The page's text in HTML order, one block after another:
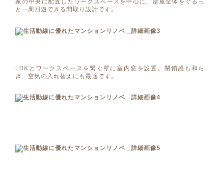
家の中央に配置したワークスペースを中心に、部屋全体をぐるっ
と一周回遊できる間取り設計です。
LDKとワークスペースを繋ぐ壁に室内窓を設置。閉鎖感も和ら
ぎ、空気の入れ替えにも最適です。